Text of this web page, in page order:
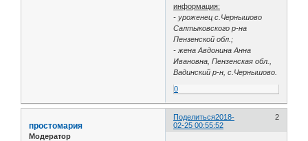
информация:
- уроженец с.Чернышово
Салтыковского р-на
Пензенской обл.;
- жена Авдонина Анна
Ивановна, Пензенская обл.,
Вадинский р-н, с.Чернышово.
0
Поделиться 2
2018-
02-25 00:55:52
простомария
Модератор